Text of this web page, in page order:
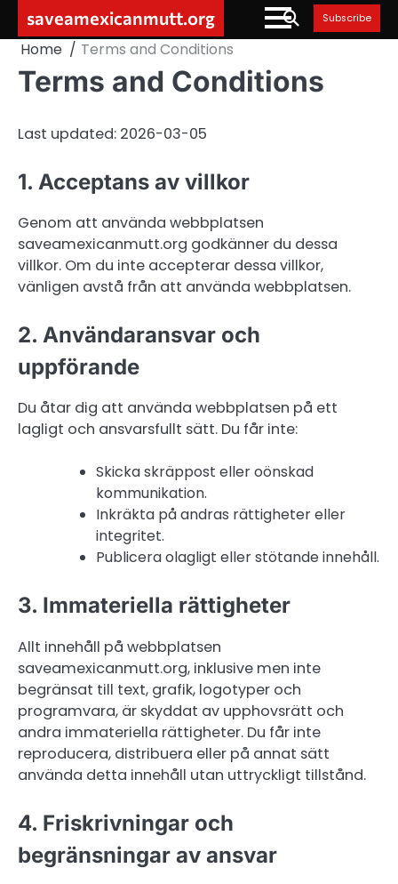
content
saveamexicanmutt.org Subscribe
Home Terms and Conditions
Terms and Conditions
Last updated: 2026-03-05
1. Acceptans av villkor
Genom att använda webbplatsen
saveamexicanmutt.org godkänner du dessa
villkor. Om du inte accepterar dessa villkor,
vänligen avstå från att använda webbplatsen.
2. Användaransvar och
uppförande
Du åtar dig att använda webbplatsen på ett
lagligt och ansvarsfullt sätt. Du får inte:
Skicka skräppost eller oönskad
kommunikation.
Inkräkta på andras rättigheter eller
integritet.
Publicera olagligt eller stötande innehåll.
3. Immateriella rättigheter
Allt innehåll på webbplatsen
saveamexicanmutt.org, inklusive men inte
begränsat till text, grafik, logotyper och
programvara, är skyddat av upphovsrätt och
andra immateriella rättigheter. Du får inte
reproducera, distribuera eller på annat sätt
använda detta innehåll utan uttryckligt tillstånd.
4. Friskrivningar och
begränsningar av ansvar